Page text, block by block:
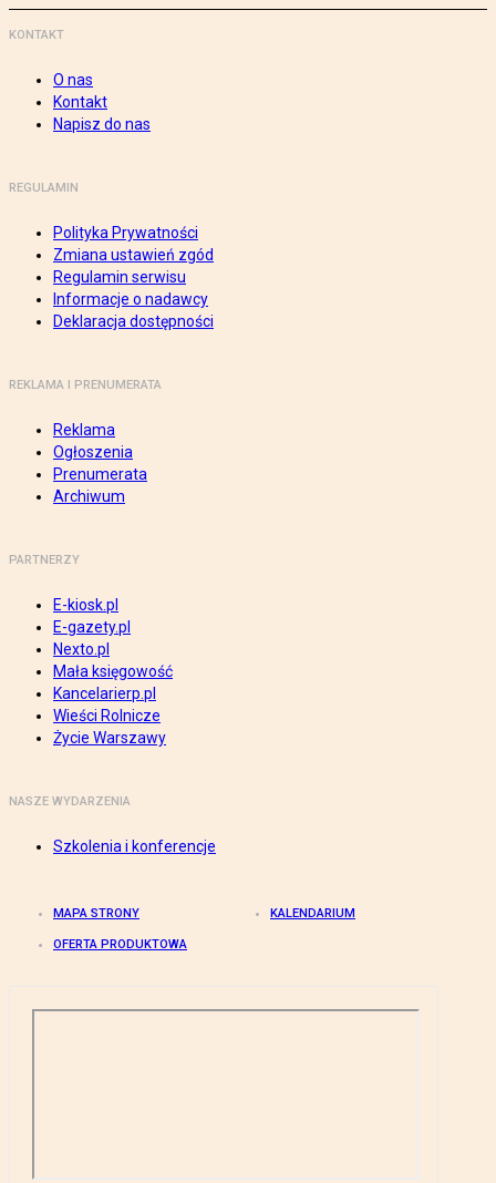
KONTAKT
O nas
Kontakt
Napisz do nas
REGULAMIN
Polityka Prywatności
Zmiana ustawień zgód
Regulamin serwisu
Informacje o nadawcy
Deklaracja dostępności
REKLAMA I PRENUMERATA
Reklama
Ogłoszenia
Prenumerata
Archiwum
PARTNERZY
E-kiosk.pl
E-gazety.pl
Nexto.pl
Mała księgowość
Kancelarierp.pl
Wieści Rolnicze
Życie Warszawy
NASZE WYDARZENIA
Szkolenia i konferencje
MAPA STRONY KALENDARIUM
OFERTA PRODUKTOWA